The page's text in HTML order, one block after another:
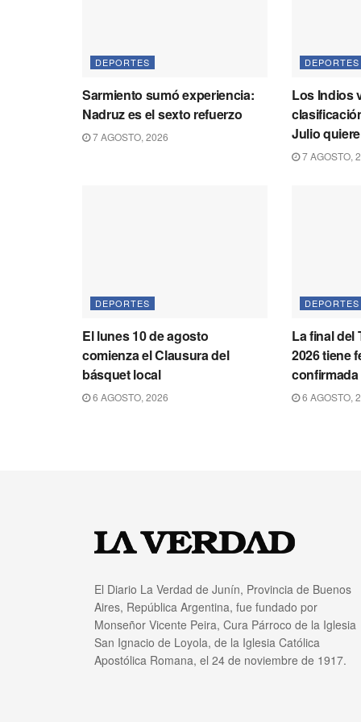
DEPORTES
Sarmiento sumó experiencia:
Nadruz es el sexto refuerzo
7 AGOSTO, 2026
DEPORTES
Los Indios
Julio
7 AGOSTO,
DEPORTES
El lunes 10 de agosto
comienza el Clausura del
básquet local
6 AGOSTO, 2026
DEPORTES
La final del
2026 tiene
confirmada
6 AGOSTO,
El Diario La Verdad de Junín, Provincia de Buenos
Aires, República Argentina, fue fundado por
Monseñor Vicente Peira, Cura Párroco de la Iglesia
San Ignacio de Loyola, de la Iglesia Católica
Apostólica Romana, el 24 de noviembre de 1917.